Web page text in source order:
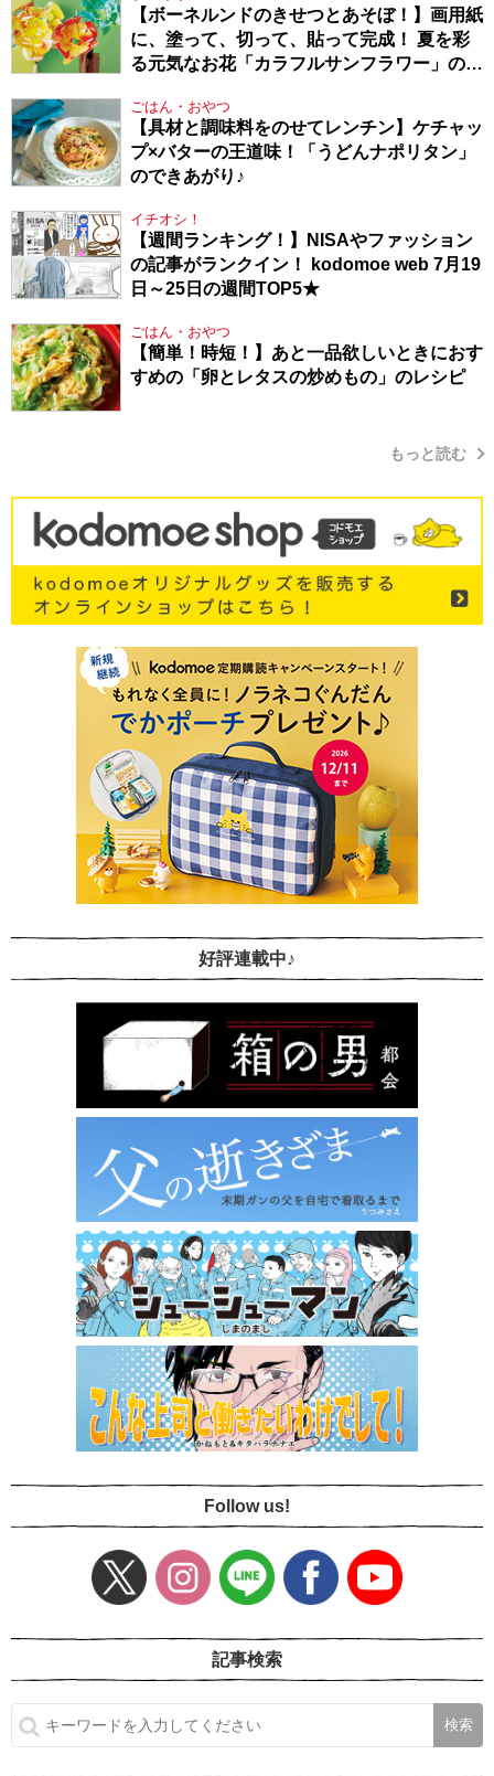
【ボーネルンドのきせつとあそぼ！】画用紙
に、塗って、切って、貼って完成！ 夏を彩
る元気なお花「カラフルサンフラワー」の作
ごはん・おやつ
【具材と調味料をのせてレンチン】ケチャッ
プ×バターの王道味！「うどんナポリタン」
のできあがり♪
イチオシ！
【週間ランキング！】NISAやファッション
の記事がランクイン！ kodomoe web 7月19
日～25日の週間TOP5★
ごはん・おやつ
【簡単！時短！】あと一品欲しいときにおす
すめの「卵とレタスの炒めもの」のレシピ
もっと読む
好評連載中♪
Follow us!
記事検索